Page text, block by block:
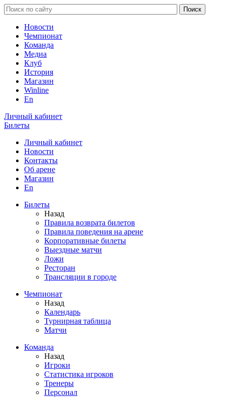
Новости
Чемпионат
Команда
Медиа
Клуб
История
Магазин
Winline
En
Личный кабинет
Билеты
Личный кабинет
Новости
Контакты
Об арене
Магазин
En
Билеты
Назад
Правила возврата билетов
Правила поведения на арене
Корпоративные билеты
Выездные матчи
Ложи
Ресторан
Трансляции в городе
Чемпионат
Назад
Календарь
Турнирная таблица
Матчи
Команда
Назад
Игроки
Статистика игроков
Тренеры
Персонал